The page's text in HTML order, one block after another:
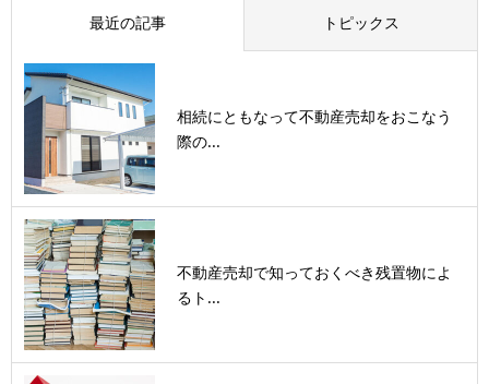
最近の記事 トピックス
相続にともなって不動産売却をおこなう
際の...
不動産売却で知っておくべき残置物によ
るト...